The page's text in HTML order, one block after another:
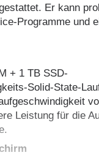
Er kann
Programme und
+ 1 TB SSD-
Solid-State-
Leistung für die